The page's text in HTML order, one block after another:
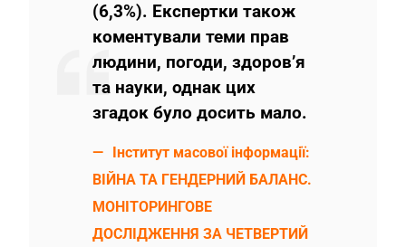
(6,3%). Експертки також
коментували теми прав
людини, погоди, здоров’я
та науки, однак цих
згадок було досить мало.
Інститут масової інформації:
ВІЙНА ТА ГЕНДЕРНИЙ БАЛАНС.
МОНІТОРИНГОВЕ
ДОСЛІДЖЕННЯ ЗА ЧЕТВЕРТИЙ